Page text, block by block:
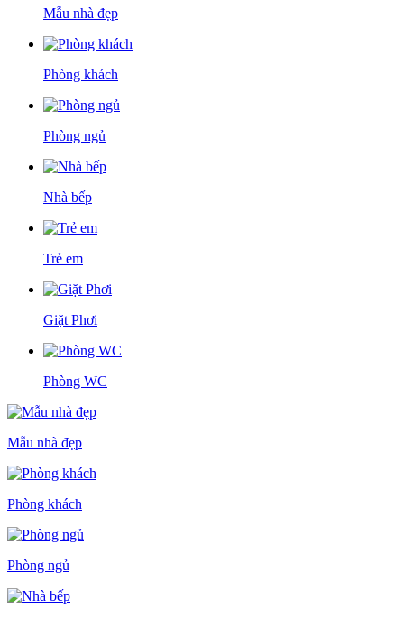
Mẫu nhà đẹp
Phòng khách
Phòng ngủ
Nhà bếp
Trẻ em
Giặt Phơi
Phòng WC
Mẫu nhà đẹp
Phòng khách
Phòng ngủ